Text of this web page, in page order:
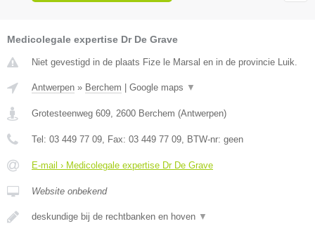
Medicolegale expertise Dr De Grave
Niet gevestigd in de plaats Fize le Marsal en in de provincie Luik.
Antwerpen » Berchem Google maps ▼
Grotesteenweg 609, 2600 Berchem (Antwerpen)
Tel: 03 449 77 09, Fax: 03 449 77 09, BTW-nr: geen
E-mail › Medicolegale expertise Dr De Grave
Website onbekend
deskundige bij de rechtbanken en hoven ▼